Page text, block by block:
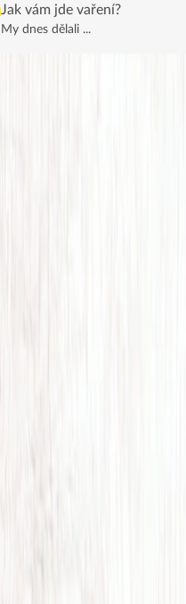
Jak vám jde vaření?
My dnes dělali ...